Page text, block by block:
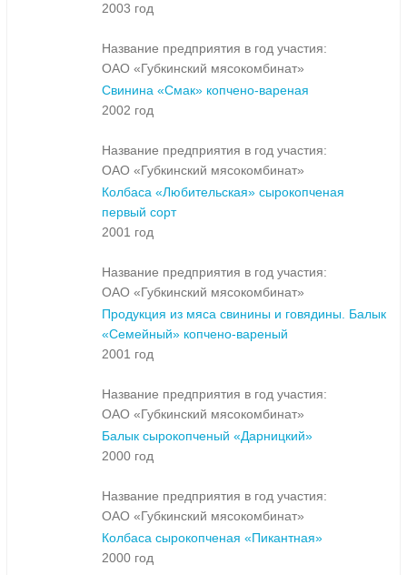
2003 год
Название предприятия в год участия:
ОАО «Губкинский мясокомбинат»
Свинина «Смак» копчено-вареная
2002 год
Название предприятия в год участия:
ОАО «Губкинский мясокомбинат»
Колбаса «Любительская» сырокопченая
первый сорт
2001 год
Название предприятия в год участия:
ОАО «Губкинский мясокомбинат»
Продукция из мяса свинины и говядины. Балык
«Семейный» копчено-вареный
2001 год
Название предприятия в год участия:
ОАО «Губкинский мясокомбинат»
Балык сырокопченый «Дарницкий»
2000 год
Название предприятия в год участия:
ОАО «Губкинский мясокомбинат»
Колбаса сырокопченая «Пикантная»
2000 год